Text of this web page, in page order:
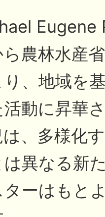
Eugene
農林水産
り、地域を
活動に昇華
、多様化
は異なる新
ターはもと